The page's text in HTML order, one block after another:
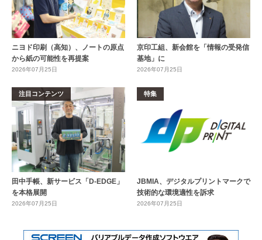
ニヨド印刷（高知）、ノートの原点
から紙の可能性を再提案
2026年07月25日
京印工組、新会館を「情報の受発信
基地」に
2026年07月25日
注目コンテンツ
田中手帳、新サービス「D-EDGE」
を本格展開
2026年07月25日
特集
JBMIA、デジタルプリントマークで
技術的な環境適性を訴求
2026年07月25日